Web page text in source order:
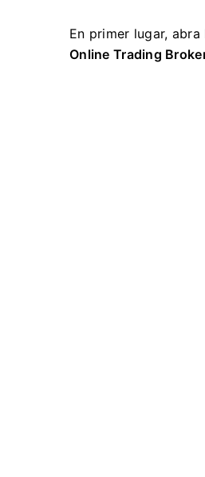
En primer lugar, abra
Online Trading